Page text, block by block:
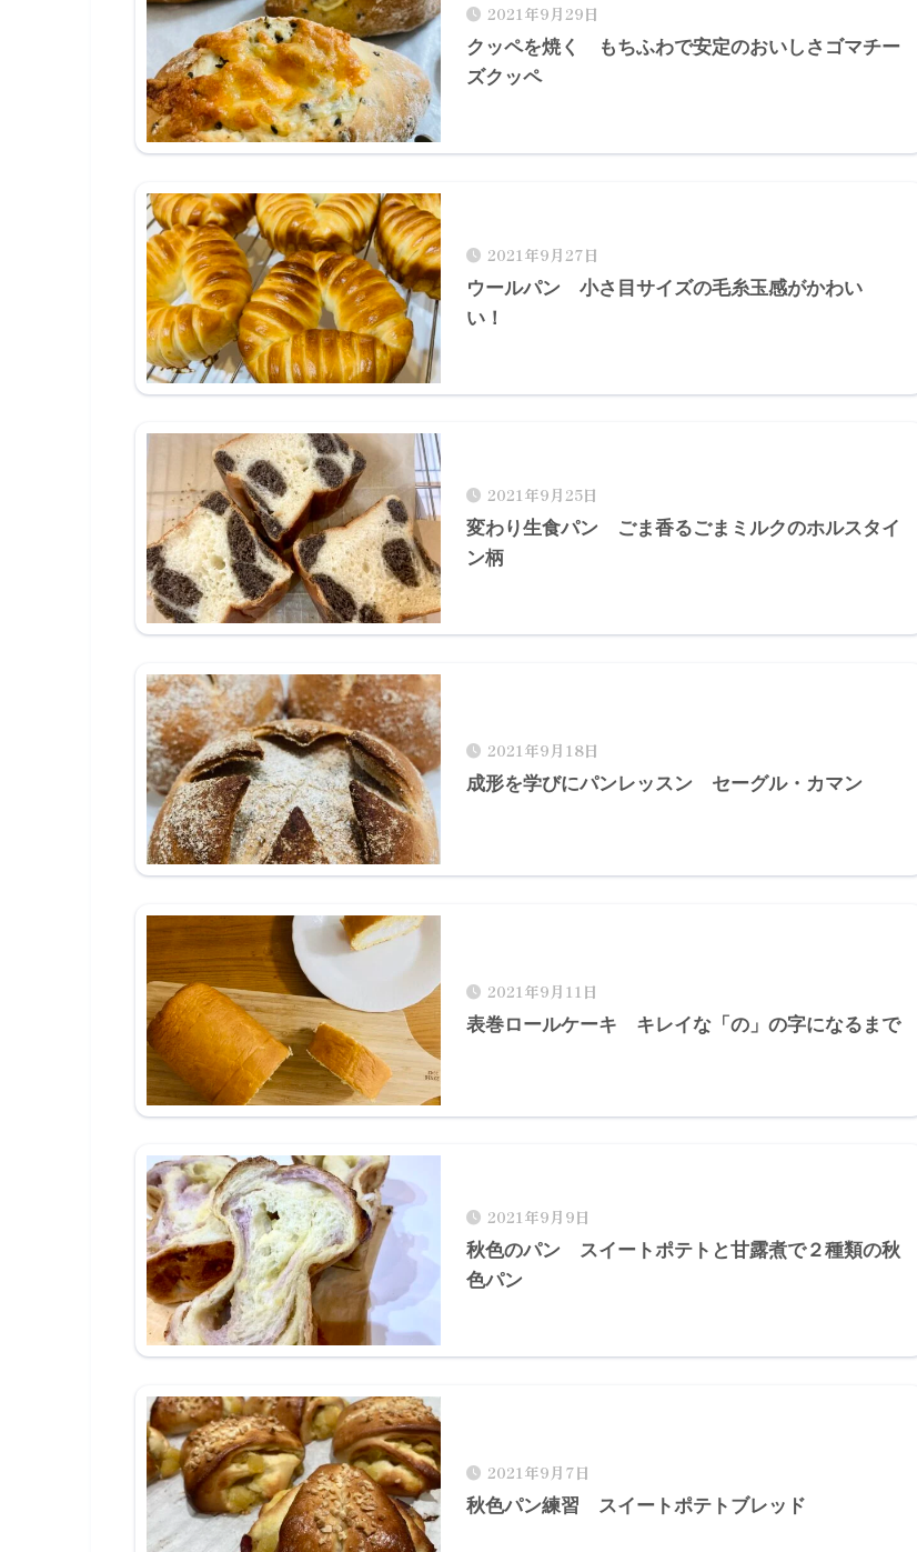
2021年9月29日
クッペを焼く もちふわで安定のおいしさゴマチー
ズクッペ
2021年9月27日
ウールパン 小さ目サイズの毛糸玉感がかわい
い！
2021年9月25日
変わり生食パン ごま香るごまミルクのホルスタイ
ン柄
2021年9月18日
成形を学びにパンレッスン セーグル・カマン
2021年9月11日
表巻ロールケーキ キレイな「の」の字になるまで
2021年9月9日
秋色のパン スイートポテトと甘露煮で２種類の秋
色パン
2021年9月7日
秋色パン練習 スイートポテトブレッド